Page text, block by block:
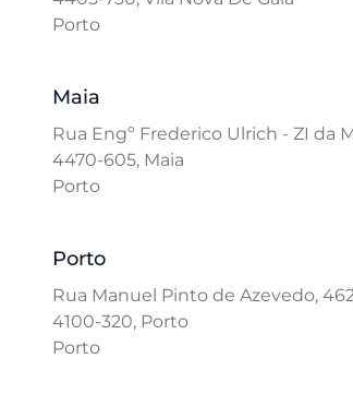
Porto
Maia
Rua Engº Frederico Ulrich - ZI da
4470-605, Maia
Porto
Porto
Rua Manuel Pinto de Azevedo,
4100-320, Porto
Porto